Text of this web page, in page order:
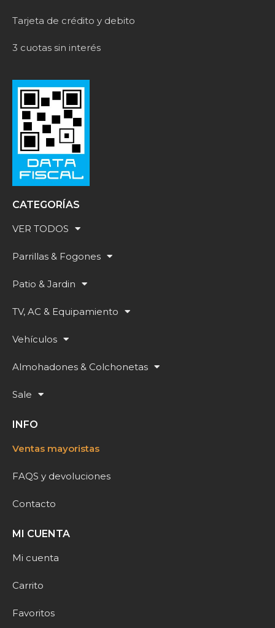
t
v
Tarjeta de crédito y debito
3 cuotas sin interés
CATEGORÍAS
VER TODOS
Parrillas & Fogones
Patio & Jardin
TV, AC & Equipamiento
Vehículos
Almohadones & Colchonetas
Sale
INFO
Ventas mayoristas
FAQS y devoluciones
Contacto
MI CUENTA
Mi cuenta
Carrito
Favoritos